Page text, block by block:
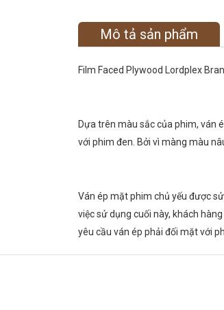
Mô tả sản phẩm
Film Faced Plywood Lordplex
Dựa trên màu sắc của phim, ván
với phim đen. Bởi vì màng màu
Ván ép mặt phim chủ yếu được
việc sử dụng cuối này, khách
yêu cầu ván ép phải đối mặt với